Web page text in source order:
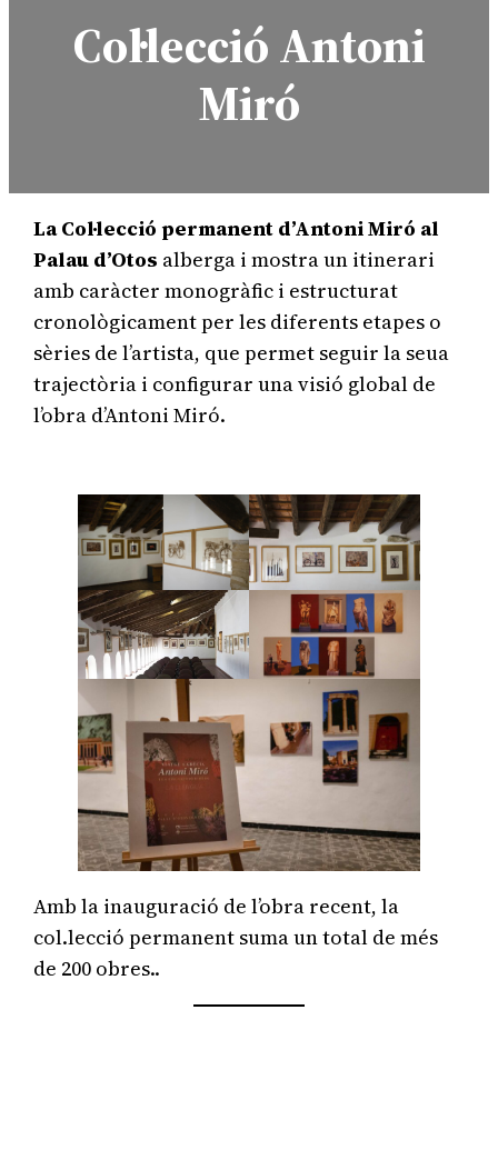
Col·lecció Antoni
Miró
La Col·lecció permanent d’Antoni Miró al
Palau d’Otos alberga i mostra un itinerari
amb caràcter monogràfic i estructurat
cronològicament per les diferents etapes o
sèries de l’artista, que permet seguir la seua
trajectòria i configurar una visió global de
l’obra d’Antoni Miró.
Amb la inauguració de l’obra recent, la
col.lecció permanent suma un total de més
de 200 obres..